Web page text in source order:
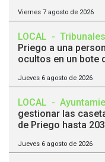
Viernes 7 agosto de 2026
LOCAL - Tribunales
Priego a una
ocultos en un bote
Jueves 6 agosto de 2026
LOCAL -
gestionar las
de Priego hasta
Jueves 6 agosto de 2026